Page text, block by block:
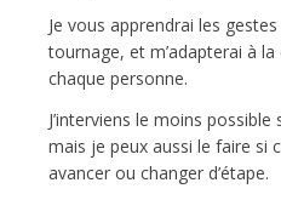
Je vous apprendrai les
tournage, et m’adapterai à
chaque personne.
J’interviens le moins
mais je peux aussi le faire si
avancer ou changer d’étape.